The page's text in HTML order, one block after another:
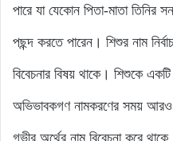
পারে যা যেকোন পিতা-মাতা তিনির
পছন্দ করতে পারেন। শিশুর নাম
বিবেচনার বিষয় থাকে। শিশুকে
অভিভাবকগণ নামকরণের সময় আরও